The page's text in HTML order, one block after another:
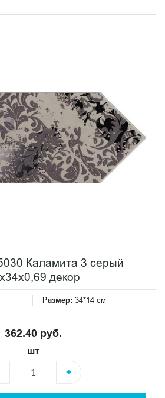
Каламита 3 серый
декор
Размер: 34*14 см
362.40 руб.
шт
+